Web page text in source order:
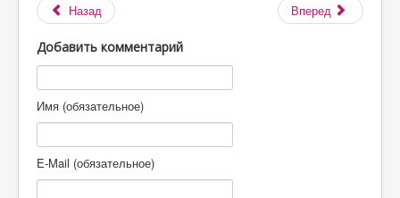
Назад Вперед
Добавить комментарий
Имя (обязательное)
E-Mail (обязательное)